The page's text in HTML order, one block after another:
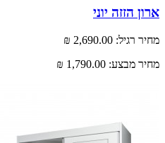
הזזה יוני
רגיל: 2,690.00 ₪
מבצע: 1,790.00 ₪